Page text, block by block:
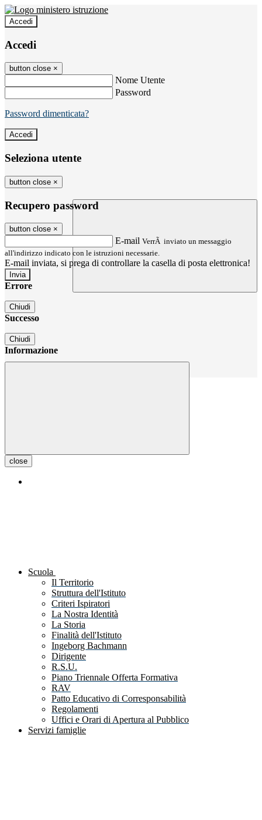
Accedi
Accedi
button close ×
Nome Utente
Password
Password dimenticata?
Seleziona utente
button close ×
Recupero password
button close ×
E-mail VerrÃ inviato un messaggio
all'indirizzo indicato con le istruzioni necessarie.
E-mail inviata, si prega di controllare la casella di posta elettronica!
Errore
Chiudi
Successo
Chiudi
Informazione
close
Scuola
Il Territorio
Struttura dell'Istituto
Criteri Ispiratori
La Nostra Identità
La Storia
Finalità dell'Istituto
Ingeborg Bachmann
Dirigente
R.S.U.
Piano Triennale Offerta Formativa
RAV
Patto Educativo di Corresponsabilità
Regolamenti
Uffici e Orari di Apertura al Pubblico
Servizi famiglie